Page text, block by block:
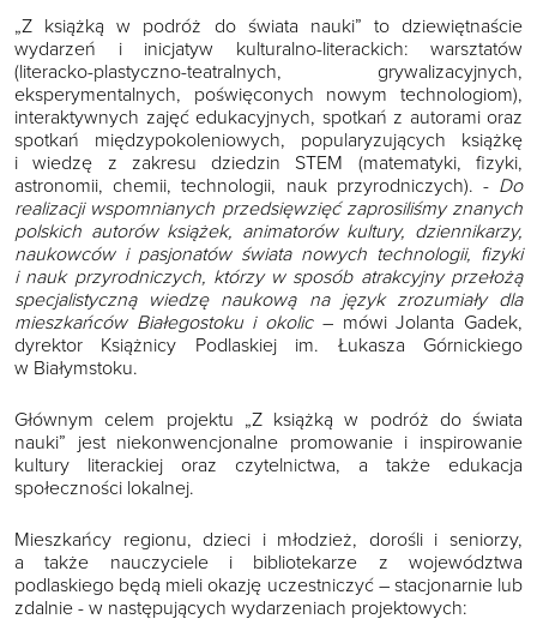
„Z książką w podróż do świata nauki” to dziewiętnaście
wydarzeń i inicjatyw kulturalno-literackich: warsztatów
(literacko-plastyczno-teatralnych, grywalizacyjnych,
eksperymentalnych, poświęconych nowym technologiom),
interaktywnych zajęć edukacyjnych, spotkań z autorami oraz
spotkań międzypokoleniowych, popularyzujących książkę
i wiedzę z zakresu dziedzin STEM (matematyki, fizyki,
astronomii, chemii, technologii, nauk przyrodniczych). - Do
realizacji wspomnianych przedsięwzięć zaprosiliśmy znanych
polskich autorów książek, animatorów kultury, dziennikarzy,
naukowców i pasjonatów świata nowych technologii, fizyki
i nauk przyrodniczych, którzy w sposób atrakcyjny przełożą
specjalistyczną wiedzę naukową na język zrozumiały dla
mieszkańców Białegostoku i okolic– mówi Jolanta Gadek,
dyrektor Książnicy Podlaskiej im. Łukasza Górnickiego
w Białymstoku.
Głównym celem projektu „Z książką w podróż do świata
nauki” jest niekonwencjonalne promowanie i inspirowanie
kultury literackiej oraz czytelnictwa, a także edukacja
społeczności lokalnej.
Mieszkańcy regionu, dzieci i młodzież, dorośli i seniorzy,
a także nauczyciele i bibliotekarze z województwa
podlaskiego będą mieli okazję uczestniczyć – stacjonarnie lub
zdalnie - w następujących wydarzeniach projektowych: